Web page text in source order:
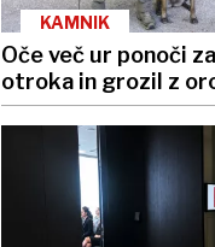
KAMNIK
Oče več ur ponoči
otroka in grozil z